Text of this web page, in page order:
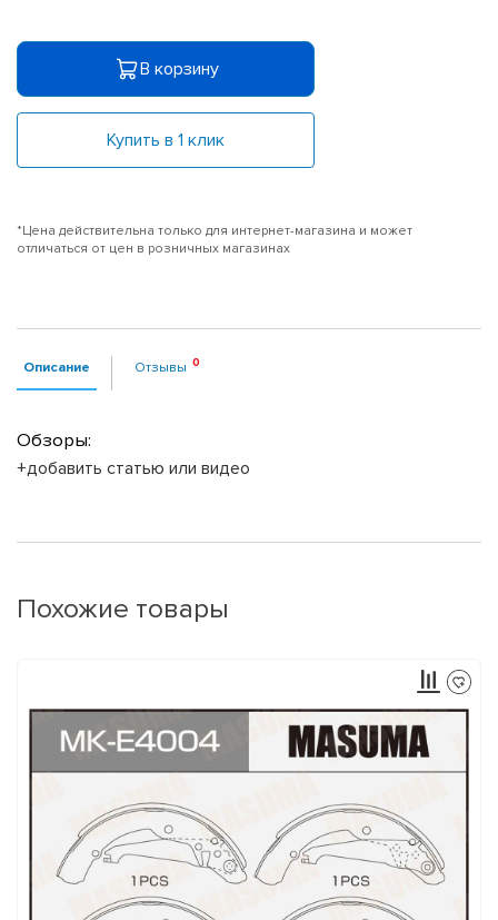
В корзину
Купить в 1 клик
*Цена действительна только для интернет-магазина и может
отличаться от цен в розничных магазинах
Описание Отзывы
Обзоры:
+добавить статью или видео
Похожие товары